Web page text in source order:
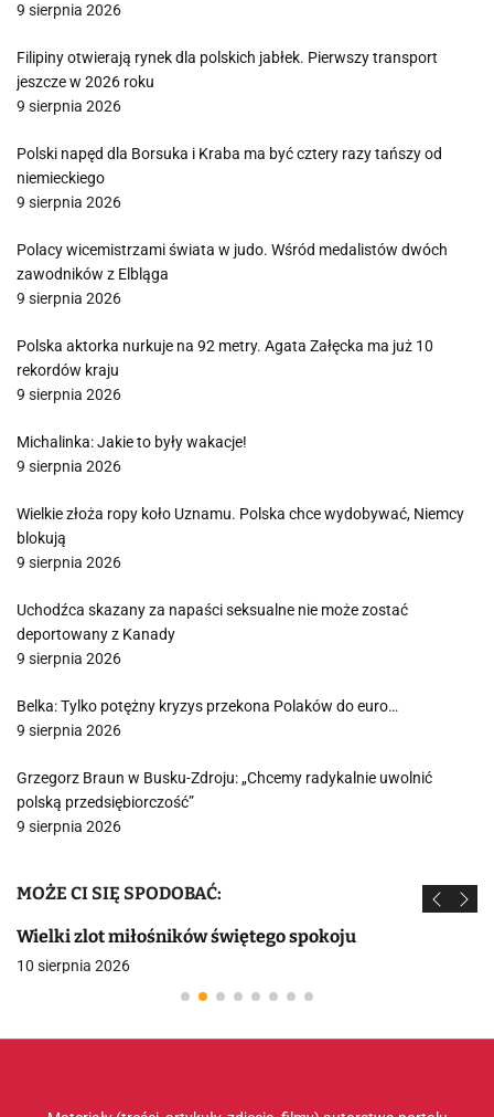
9 sierpnia 2026
Filipiny otwierają rynek dla polskich jabłek. Pierwszy transport
jeszcze w 2026 roku
9 sierpnia 2026
Polski napęd dla Borsuka i Kraba ma być cztery razy tańszy od
niemieckiego
9 sierpnia 2026
Polacy wicemistrzami świata w judo. Wśród medalistów dwóch
zawodników z Elbląga
9 sierpnia 2026
Polska aktorka nurkuje na 92 metry. Agata Załęcka ma już 10
rekordów kraju
9 sierpnia 2026
Michalinka: Jakie to były wakacje!
9 sierpnia 2026
Wielkie złoża ropy koło Uznamu. Polska chce wydobywać, Niemcy
blokują
9 sierpnia 2026
Uchodźca skazany za napaści seksualne nie może zostać
deportowany z Kanady
9 sierpnia 2026
Belka: Tylko potężny kryzys przekona Polaków do euro…
9 sierpnia 2026
Grzegorz Braun w Busku-Zdroju: „Chcemy radykalnie uwolnić
polską przedsiębiorczość”
9 sierpnia 2026
MOŻE CI SIĘ SPODOBAĆ:
Wielki zlot miłośników świętego spokoju
10 sierpnia 2026